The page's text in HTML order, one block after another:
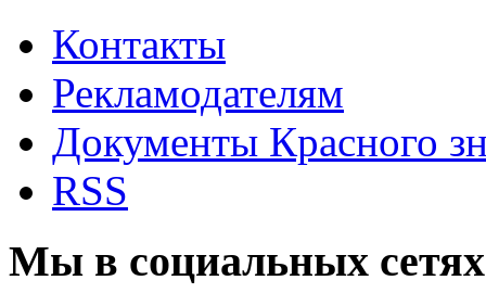
Контакты
Рекламодателям
Документы Красного
RSS
Мы в социальных сетях